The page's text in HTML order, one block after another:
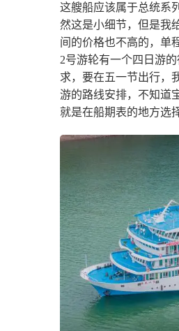
这艘船应该属于总统系
然这是小细节，但是我
间的价格也不高的，单
2号游轮有一个四日游
求，要在五一节出行，
游的路线安排，不知道
就是在船期表的地方选